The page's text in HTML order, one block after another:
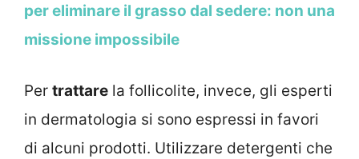
per eliminare il grasso dal sedere: non una
missione impossibile
Per trattare la follicolite, invece, gli esperti
in dermatologia si sono espressi in favori
di alcuni prodotti. Utilizzare detergenti che